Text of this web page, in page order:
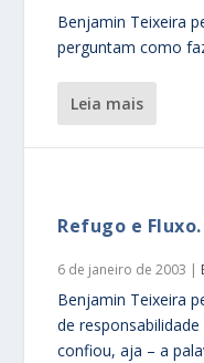
Benjamin Teixeira
perguntam como
leia mais
Refugo e Fluxo.
6 de janeiro de 2003 |
Benjamin Teixeira
de
confiou, aja – a